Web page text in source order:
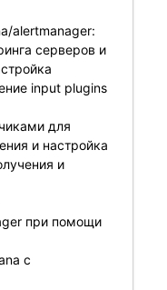
alertmanager:
серверов и
input plugins
для
и настройка
и
при помощи
с